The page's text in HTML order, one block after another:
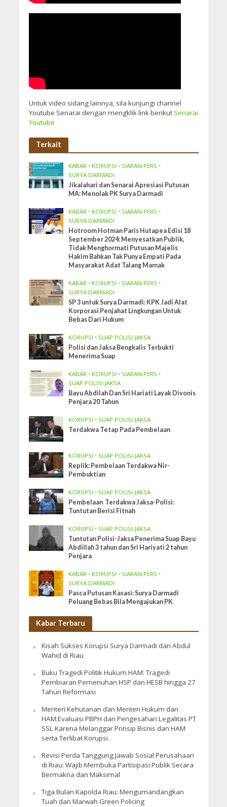
Untuk video sidang lainnya, sila kunjungi channel
Youtube Senarai dengan mengklik link berikutSenarai
Youtube
Terkait
KABAR • KORUPSI • SIARAN PERS •
SURYA DARMADI
Jikalahari dan Senarai Apresiasi Putusan
MA: Menolak PK Surya Darmadi
KABAR • KORUPSI • SIARAN PERS •
SURYA DARMADI
Hotroom Hotman Paris Hutapea Edisi 18
September 2024: Menyesatkan Publik,
Tidak Menghormati Putusan Majelis
Hakim Bahkan Tak Punya Empati Pada
Masyarakat Adat Talang Mamak
KABAR • KORUPSI • SIARAN PERS •
SURYA DARMADI
SP 3 untuk Surya Darmadi: KPK Jadi Alat
Korporasi Penjahat Lingkungan Untuk
Bebas Dari Hukum
KORUPSI • SUAP POLISI-JAKSA
Polisi dan Jaksa Bengkalis Terbukti
Menerima Suap
KABAR • KORUPSI • SIARAN PERS •
SUAP POLISI-JAKSA
Bayu Abdilah Dan Sri Hariati Layak Divonis
Penjara 20 Tahun
KORUPSI • SUAP POLISI-JAKSA
Terdakwa Tetap Pada Pembelaan
KORUPSI • SUAP POLISI-JAKSA
Replik: Pembelaan Terdakwa Nir-
Pembuktian
KORUPSI • SUAP POLISI-JAKSA
Pembelaan Terdakwa Jaksa-Polisi:
Tuntutan Berisi Fitnah
KORUPSI • SUAP POLISI-JAKSA
Tuntutan Polisi-Jaksa Penerima Suap Bayu
Abdillah 3 tahun dan Sri Hariyati 2 tahun
Penjara
KABAR • KORUPSI • SIARAN PERS •
SURYA DARMADI
Pasca Putusan Kasasi: Surya Darmadi
Peluang Bebas Bila Mengajukan PK
Kabar Terbaru
Kisah Sukses Korupsi Surya Darmadi dan Abdul
Wahid di Riau
Buku Tragedi Politik Hukum HAM: Tragedi
Pembiaran Pemenuhan HSP dan HESB hingga 27
Tahun Reformasi
Menteri Kehutanan dan Menteri Hukum dan
HAM:Evaluasi PBPH dan Pengesahan Legalitas PT
SSL Karena Melanggar Prinsip Bisnis dan HAM
serta Terlibat Korupsi
Revisi Perda Tanggung Jawab Sosial Perusahaan
di Riau: Wajib Membuka Partisipasi Publik Secara
Bermakna dan Maksimal
Tiga Bulan Kapolda Riau: Mengumandangkan
Tuah dan Marwah Green Policing